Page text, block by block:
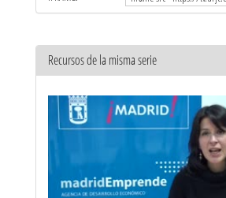
Recursos de la misma serie